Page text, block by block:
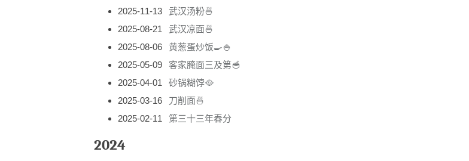
2025-11-13
武汉汤粉🍜
2025-08-21
武汉凉面🍜
2025-08-06
黄葱蛋炒饭🍳🍚
2025-05-09
客家腌面三及第🥣
2025-04-01
砂锅糊饽🥘
2025-03-16
刀削面🍜
2025-02-11
第三十三年春分
2024